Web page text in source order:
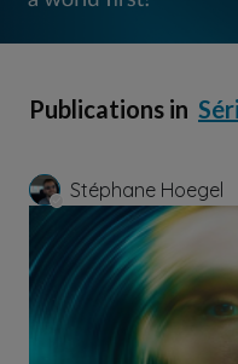
Publications in
Stéphane Hoegel